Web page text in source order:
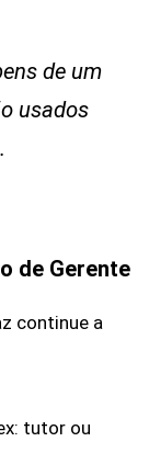
de um
usados
de Gerente
continue a
tutor ou